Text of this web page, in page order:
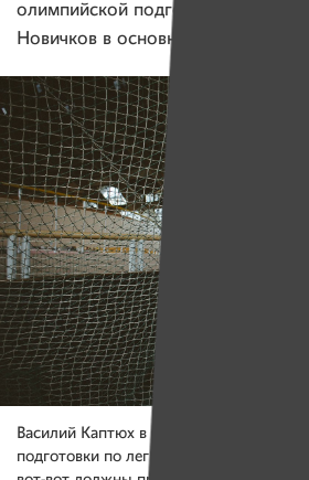
олимпийской подготовки по
Новичков в основном.
Василий Каптюх в Республиканском
подготовки по легкой атлетике в